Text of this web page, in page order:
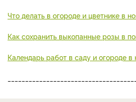
Что делать в огороде и цветнике в
Как сохранить выкопанные розы в
Календарь работ в саду и огороде в